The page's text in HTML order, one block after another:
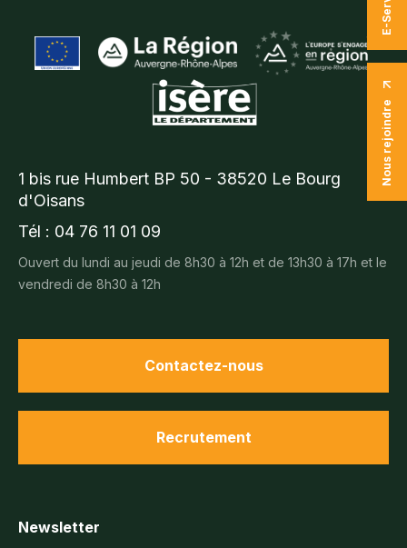
Nous rejoindre
1 bis rue Humbert BP 50 - 38520 Le Bourg
d'Oisans
Tél : 04 76 11 01 09
Ouvert du lundi au jeudi de 8h30 à 12h et de 13h30 à 17h et le
vendredi de 8h30 à 12h
Contactez-nous
Recrutement
Newsletter